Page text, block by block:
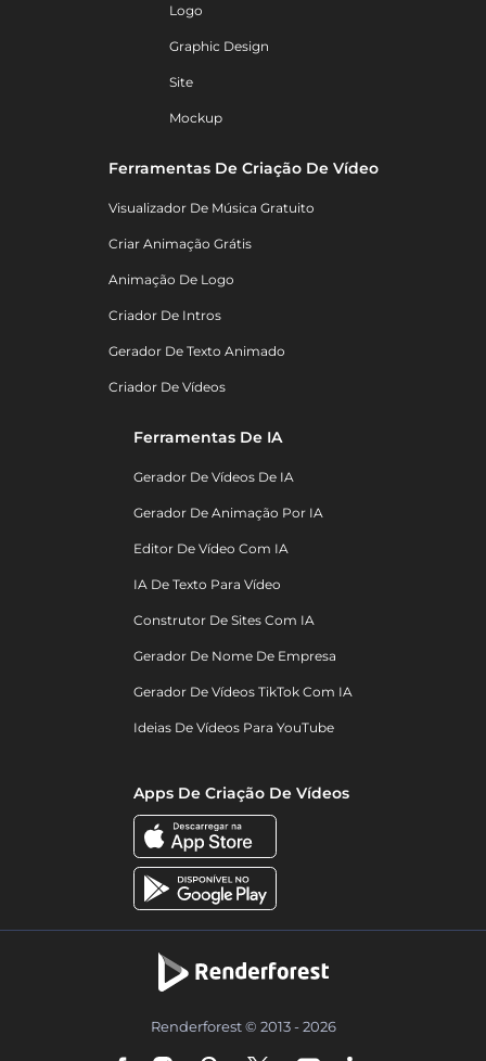
Logo
Graphic Design
Site
Mockup
Ferramentas De Criação De Vídeo
Visualizador De Música Gratuito
Criar Animação Grátis
Animação De Logo
Criador De Intros
Gerador De Texto Animado
Criador De Vídeos
Ferramentas De IA
Gerador De Vídeos De IA
Gerador De Animação Por IA
Editor De Vídeo Com IA
IA De Texto Para Vídeo
Construtor De Sites Com IA
Gerador De Nome De Empresa
Gerador De Vídeos TikTok Com IA
Ideias De Vídeos Para YouTube
Apps De Criação De Vídeos
Renderforest © 2013 - 2026